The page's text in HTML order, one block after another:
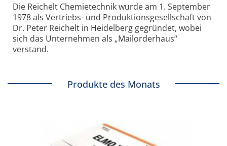
Die Reichelt Chemietechnik wurde am 1. September
1978 als Vertriebs- und Produktionsgesellschaft von
Dr. Peter Reichelt in Heidelberg gegründet, wobei
sich das Unternehmen als „Mailorderhaus“
verstand.
Produkte des Monats